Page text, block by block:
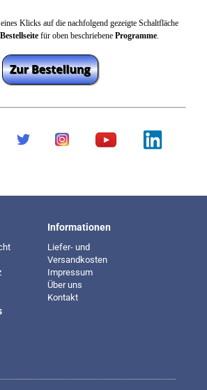
Klicks auf die nachfolgend gezeigte Schaltfläche
Bestellseite für oben beschriebene Programme.
Informationen
Liefer- und
Versandkosten
Impressum
Über uns
Kontakt